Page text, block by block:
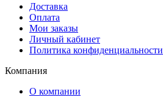
Доставка
Оплата
Мои заказы
Личный кабинет
Политика конфиденциальности
Компания
О компании